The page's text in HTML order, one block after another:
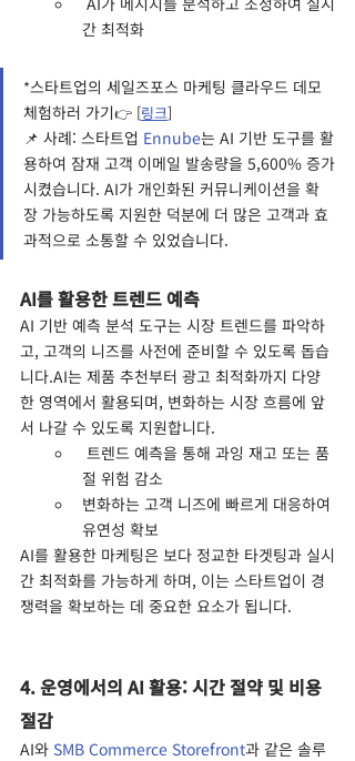
간 최적화
*스타트업의 세일즈포스 마케팅 클라우드 데모
체험하러 가기👉 [링크]
📌 사례: 스타트업 Ennube는 AI 기반 도구를 활
용하여 잠재 고객 이메일 발송량을 5,600% 증가
시켰습니다. AI가 개인화된 커뮤니케이션을 확
장 가능하도록 지원한 덕분에 더 많은 고객과 효
과적으로 소통할 수 있었습니다.
AI를 활용한 트렌드 예측
AI 기반 예측 분석 도구는 시장 트렌드를 파악하
고, 고객의 니즈를 사전에 준비할 수 있도록 돕습
니다.AI는 제품 추천부터 광고 최적화까지 다양
한 영역에서 활용되며, 변화하는 시장 흐름에 앞
서 나갈 수 있도록 지원합니다.
절 위험 감소
변화하는 고객 니즈에 빠르게 대응하여
유연성 확보
AI를 활용한 마케팅은 보다 정교한 타겟팅과 실시
간 최적화를 가능하게 하며, 이는 스타트업이 경
쟁력을 확보하는 데 중요한 요소가 됩니다.
4. 운영에서의 AI 활용: 시간 절약 및 비용
절감
AI와 SMB Commerce Storefront과 같은 솔루